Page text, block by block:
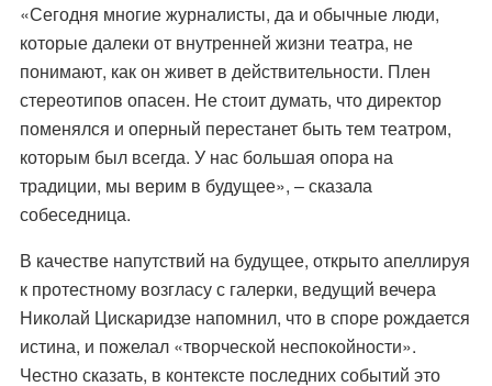
«Сегодня многие журналисты, да и обычные люди,
которые далеки от внутренней жизни театра, не
понимают, как он живет в действительности. Плен
стереотипов опасен. Не стоит думать, что директор
поменялся и оперный перестанет быть тем театром,
которым был всегда. У нас большая опора на
традиции, мы верим в будущее», – сказала
собеседница.
В качестве напутствий на будущее, открыто апеллируя
к протестному возгласу с галерки, ведущий вечера
Николай Цискаридзе напомнил, что в споре рождается
истина, и пожелал «творческой неспокойности».
Честно сказать, в контексте последних событий это